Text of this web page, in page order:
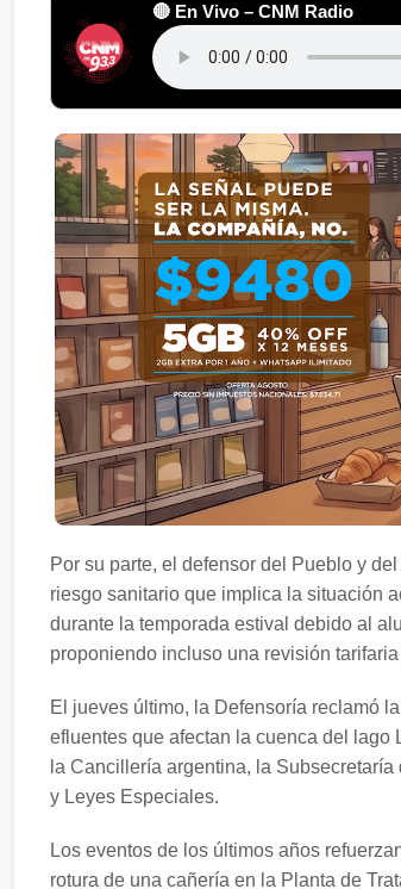
🔴 En Vivo – CNM Radio
Por su parte, el defensor del Pueblo y
riesgo sanitario que implica la situación
durante la temporada estival debido al
proponiendo incluso una revisión
El jueves último, la Defensoría reclamó
efluentes que afectan la cuenca del lago
la Cancillería argentina, la
y Leyes Especiales.
Los eventos de los últimos años
rotura de una cañería en la Planta de